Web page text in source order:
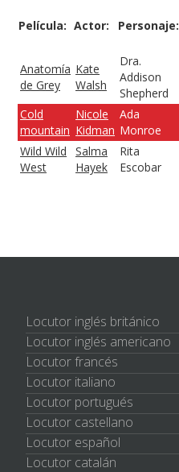
Película: Actor: Personaje:
Anatomía
de Grey
Kate
Walsh
Dra.
Addison
Shepherd
Cold
mountain
Nicole
Kidman
Ada
Monroe
Wild Wild
West
Salma
Hayek
Rita
Escobar
Locutor inglés británico
Locutor inglés americano
Locutor francés
Locutor italiano
Locutor portugués
Locutor castellano
Locutor español
Locutor catalán